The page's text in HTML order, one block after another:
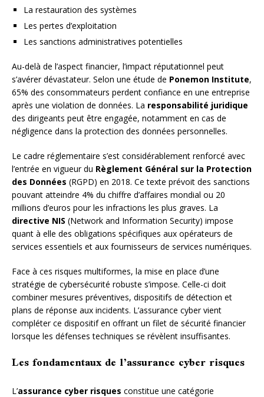
La restauration des systèmes
Les pertes d’exploitation
Les sanctions administratives potentielles
Au-delà de l’aspect financier, l’impact réputationnel peut
s’avérer dévastateur. Selon une étude de Ponemon Institute,
65% des consommateurs perdent confiance en une entreprise
après une violation de données. La responsabilité juridique
des dirigeants peut être engagée, notamment en cas de
négligence dans la protection des données personnelles.
Le cadre réglementaire s’est considérablement renforcé avec
l’entrée en vigueur du Règlement Général sur la Protection
des Données (RGPD) en 2018. Ce texte prévoit des sanctions
pouvant atteindre 4% du chiffre d’affaires mondial ou 20
millions d’euros pour les infractions les plus graves. La
directive NIS (Network and Information Security) impose
quant à elle des obligations spécifiques aux opérateurs de
services essentiels et aux fournisseurs de services numériques.
Face à ces risques multiformes, la mise en place d’une
stratégie de cybersécurité robuste s’impose. Celle-ci doit
combiner mesures préventives, dispositifs de détection et
plans de réponse aux incidents. L’assurance cyber vient
compléter ce dispositif en offrant un filet de sécurité financier
lorsque les défenses techniques se révèlent insuffisantes.
Les fondamentaux de l’assurance cyber risques
L’assurance cyber risques constitue une catégorie